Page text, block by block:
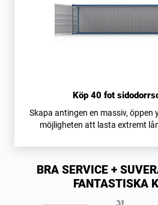
Köp 40 fot
Skapa antingen en massiv, öppen
möjligheten att lasta extremt
BRA SERVICE +
FANTASTISKA